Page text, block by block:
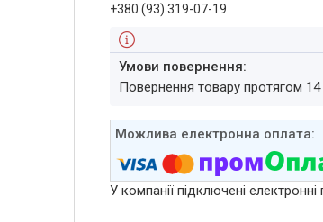
+380 (93) 319-07-19
повернення товару протягом
У компанії підключені